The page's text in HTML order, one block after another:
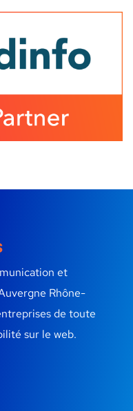
et
Rhône-
de toute
sur le web.